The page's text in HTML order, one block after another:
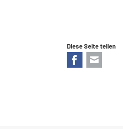
Diese Seite teilen
Facebook